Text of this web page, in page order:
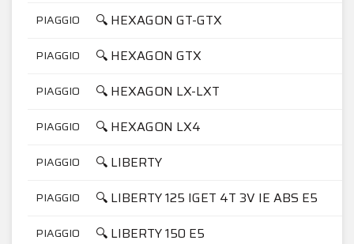
PIAGGIO 🔍 HEXAGON GT-GTX
PIAGGIO 🔍 HEXAGON GTX
PIAGGIO 🔍 HEXAGON LX-LXT
PIAGGIO 🔍 HEXAGON LX4
PIAGGIO 🔍 LIBERTY
PIAGGIO 🔍 LIBERTY 125 IGET 4T 3V IE ABS E5
PIAGGIO 🔍 LIBERTY 150 E5